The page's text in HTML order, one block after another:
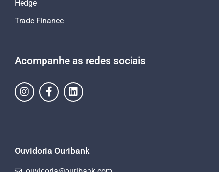
Hedge
Trade Finance
Acompanhe as redes sociais
Ouvidoria Ouribank